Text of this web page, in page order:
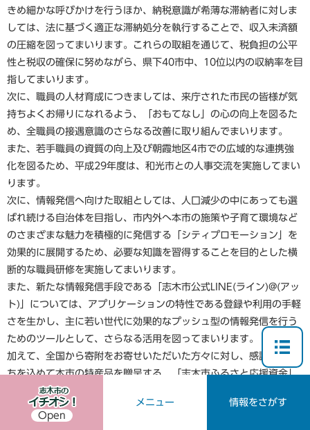
Open
メニュー 情報をさがす
きめ細かな呼びかけを行うほか、納税意識が希薄な滞納者に対しま
しては、法に基づく適正な滞納処分を執行することで、収入未済額
の圧縮を図ってまいります。これらの取組を通じて、税負担の公平
性と税収の確保に努めながら、県下40市中、10位以内の収納率を目
指してまいります。
次に、職員の人材育成につきましては、来庁された市民の皆様が気
持ちよくお帰りになれるよう、「おもてなし」の心の向上を図るた
め、全職員の接遇意識のさらなる改善に取り組んでまいります。
また、若手職員の資質の向上及び朝霞地区4市での広域的な連携強
化を図るため、平成29年度は、和光市との人事交流を実施してまい
ります。
次に、情報発信へ向けた取組としては、人口減少の中にあっても選
ばれ続ける自治体を目指し、市内外へ本市の施策や子育て環境など
のさまざまな魅力を積極的に発信する「シティプロモーション」を
効果的に展開するため、必要な知識を習得することを目的とした横
断的な職員研修を実施してまいります。
また、新たな情報発信手段である「志木市公式LINE(ライン)@(アッ
ト)」については、アプリケーションの特性である登録や利用の手軽
さを生かし、主に若い世代に効果的なプッシュ型の情報発信を行う
ためのツールとして、さらなる活用を図ってまいります。
加えて、全国から寄附をお寄せいただいた方々に対し、感謝の気持
ちを込めて本市の特産品を贈呈する、「志木市ふるさと応援資金」
については、贈呈する品に本市の特色ある特産品を新たに追加する
など、制度のさらなる充実を図ってまいります。また、お寄せいた
だいた寄附金を積み立てている「志木市まちづくりサポート基金」